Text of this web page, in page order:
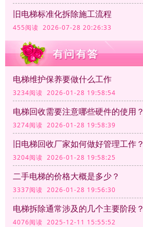
旧电梯标准化拆除施工流程
455阅读 2026-07-28 20:26:33
电梯维护保养要做什么工作
3234阅读 2026-01-28 19:58:54
电梯回收需要注意哪些硬件的使用？
3274阅读 2026-01-28 19:58:39
旧电梯回收厂家如何做好管理工作？
3204阅读 2026-01-28 19:58:25
二手电梯的价格大概是多少？
3337阅读 2026-01-28 19:56:30
电梯拆除通常涉及的几个主要阶段？
4076阅读 2025-12-11 15:55:52